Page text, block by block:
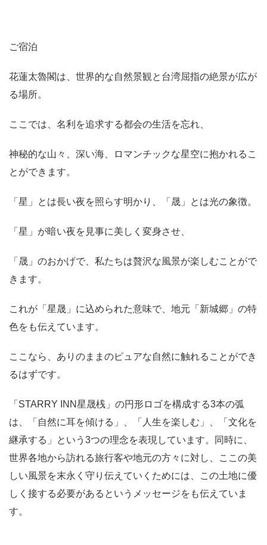
ご宿泊
花蓮太魯閣は、世界的な自然景観と台湾屈指の絶景が広が
る場所。
ここでは、名利を追求する都会の生活を忘れ、
神秘的な山々、深い海、ロマンチックな星空に抱かれるこ
とができます。
「星」とは長い夜を照らす明かり、「晟」とは光の象徴。
「星」が暗い夜を見事に美しく変身させ、
「晟」のおかげで、私たちは贅沢な風景が楽しむことがで
きます。
これが「星晟」に込められた意味で、地元「新城郷」の特
色をも伝えています。
ここなら、ありのままのピュアな自然に触れることができ
るはずです。
「STARRY INN星晟桟」の円形ロゴを構成する3本の弧
は、「自然に耳を傾ける」、「人生を楽しむ」、「文化を
継承する」という3つの理念を表現しています。同時に、
世界各地から訪れる旅行客や地元の方々に対し、ここの美
しい風景を末永く守り伝えていくためには、この土地に優
しく接する必要があるというメッセージをも伝えていま
す。